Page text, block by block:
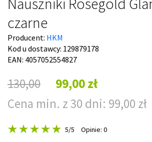
czarne
Producent: HKM
Kod u dostawcy: 129879178
EAN: 4057052554827
130,00
99,00 zł
Cena min. z 30 dni: 99,00 zł
5/5 Opinie: 0